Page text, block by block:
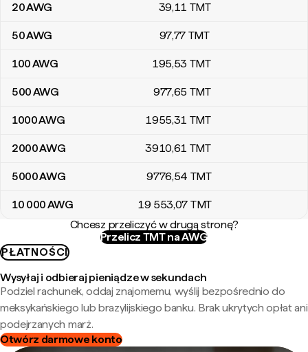
20AWG 39,11 TMT
50AWG 97,77 TMT
100AWG 195,53 TMT
500AWG 977,65 TMT
1000AWG 1955,31 TMT
2000AWG 3910,61 TMT
5000AWG 9776,54 TMT
10 000AWG 19 553,07 TMT
Chcesz przeliczyć w drugą stronę?
Przelicz TMT na AWG
PŁATNOŚCI
Wysyłaj i odbieraj pieniądze w sekundach
Podziel rachunek, oddaj znajomemu, wyślij bezpośrednio do
meksykańskiego lub brazylijskiego banku. Brak ukrytych opłat ani
podejrzanych marż.
Otwórz darmowe konto